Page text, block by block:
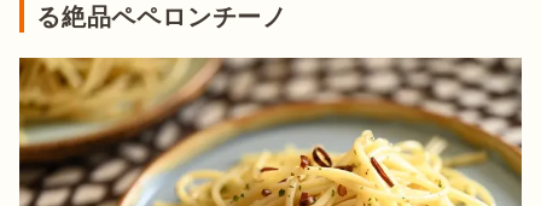
る絶品ペペロンチーノ